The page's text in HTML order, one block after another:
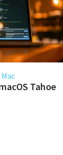
Tahoe